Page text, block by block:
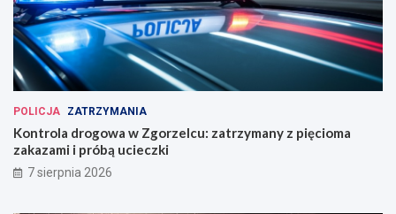
POLICJA ZATRZYMANIA
Kontrola drogowa w Zgorzelcu: zatrzymany z pięcioma
zakazami i próbą ucieczki
7 sierpnia 2026